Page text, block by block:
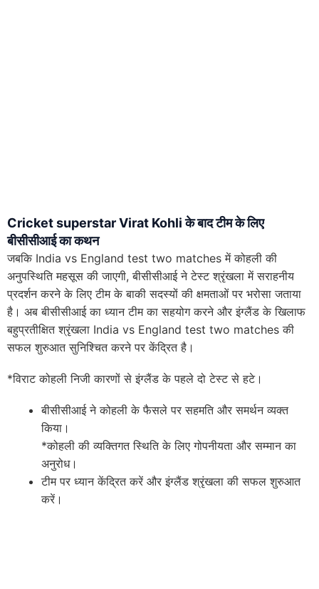
Cricket superstar Virat Kohli के बाद टीम के लिए
बीसीसीआई का कथन
जबकि India vs England test two matches में कोहली की
अनुपस्थिति महसूस की जाएगी, बीसीसीआई ने टेस्ट श्रृंखला में सराहनीय
प्रदर्शन करने के लिए टीम के बाकी सदस्यों की क्षमताओं पर भरोसा जताया
है। अब बीसीसीआई का ध्यान टीम का सहयोग करने और इंग्लैंड के खिलाफ
बहुप्रतीक्षित श्रृंखला India vs England test two matches की
सफल शुरुआत सुनिश्चित करने पर केंद्रित है।
*विराट कोहली निजी कारणों से इंग्लैंड के पहले दो टेस्ट से हटे।
बीसीसीआई ने कोहली के फैसले पर सहमति और समर्थन व्यक्त
किया।
*कोहली की व्यक्तिगत स्थिति के लिए गोपनीयता और सम्मान का
अनुरोध।
टीम पर ध्यान केंद्रित करें और इंग्लैंड श्रृंखला की सफल शुरुआत
करें।